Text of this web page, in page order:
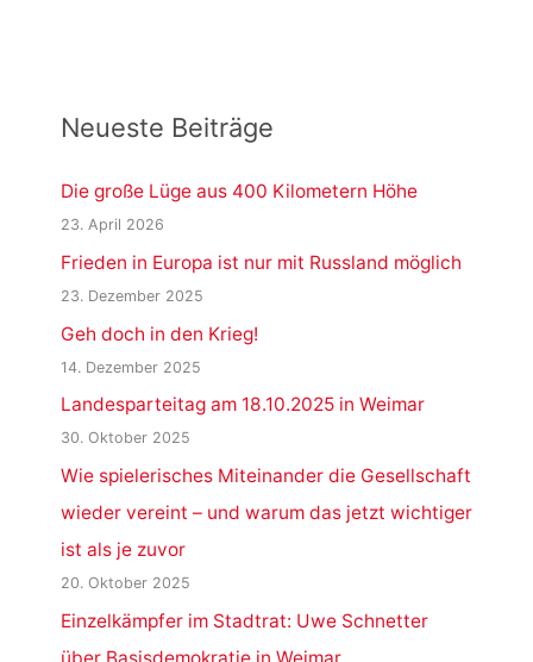
Neueste Beiträge
Die große Lüge aus 400 Kilometern Höhe
23. April 2026
Frieden in Europa ist nur mit Russland möglich
23. Dezember 2025
Geh doch in den Krieg!
14. Dezember 2025
Landesparteitag am 18.10.2025 in Weimar
30. Oktober 2025
Wie spielerisches Miteinander die Gesellschaft
wieder vereint – und warum das jetzt wichtiger
ist als je zuvor
20. Oktober 2025
Einzelkämpfer im Stadtrat: Uwe Schnetter